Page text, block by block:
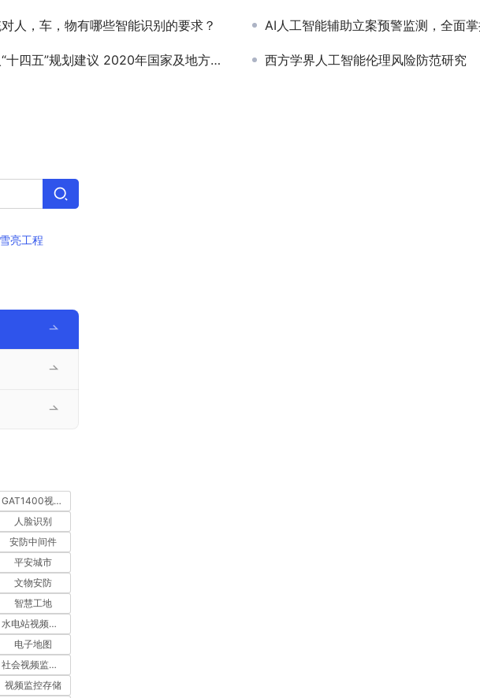
人，车，物有哪些智能识别的要求？ AI人工智能辅助立案预警监测，全面掌握人
五”规划建议 2020年国家及地方多项政策支撑发展 西方学界人工智能伦理风险防范研究
雪亮工程
GAT1400视图库
人脸识别
安防中间件
平安城市
文物安防
智慧工地
水电站视频监控
电子地图
社会视频监控资源接入
视频监控存储